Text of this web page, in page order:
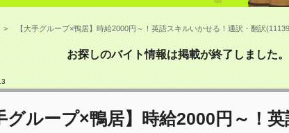
【大手グループ×鴨居】時給2000円～！英語スキルいかせる！通訳・翻訳
お探しのバイト情報は掲載が終了しました。
グループ×鴨居】時給2000円～！